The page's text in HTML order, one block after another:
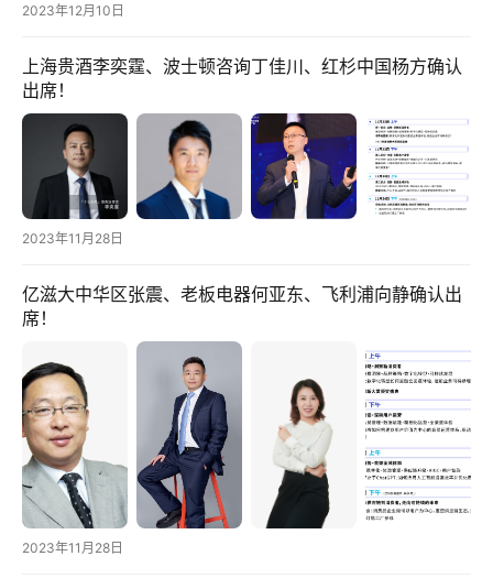
讯
头
商
业
电
领
域
电
商
电
登录
2023年12月10日
上海贵酒李奕霆、波士顿咨询丁佳川、红杉中国杨方确认
出席！
2023年11月28日
亿滋大中华区张震、老板电器何亚东、飞利浦向静确认出
席！
2023年11月28日